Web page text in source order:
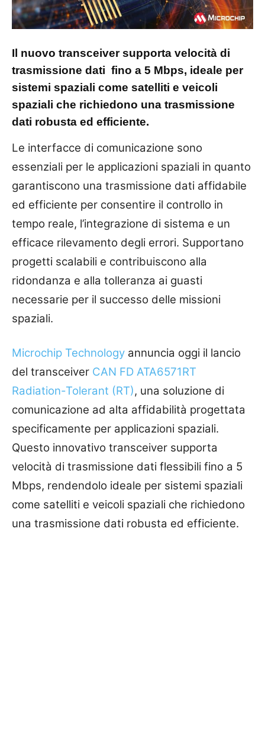
Il nuovo transceiver supporta velocità di
trasmissione dati fino a 5 Mbps, ideale per
sistemi spaziali come satelliti e veicoli
spaziali che richiedono una trasmissione
dati robusta ed efficiente.
Le interfacce di comunicazione sono
essenziali per le applicazioni spaziali in quanto
garantiscono una trasmissione dati affidabile
ed efficiente per consentire il controllo in
tempo reale, l’integrazione di sistema e un
efficace rilevamento degli errori. Supportano
progetti scalabili e contribuiscono alla
ridondanza e alla tolleranza ai guasti
necessarie per il successo delle missioni
spaziali.
Microchip Technology annuncia oggi il lancio
del transceiver CAN FD ATA6571RT
Radiation-Tolerant (RT), una soluzione di
comunicazione ad alta affidabilità progettata
specificamente per applicazioni spaziali.
Questo innovativo transceiver supporta
velocità di trasmissione dati flessibili fino a 5
Mbps, rendendolo ideale per sistemi spaziali
come satelliti e veicoli spaziali che richiedono
una trasmissione dati robusta ed efficiente.